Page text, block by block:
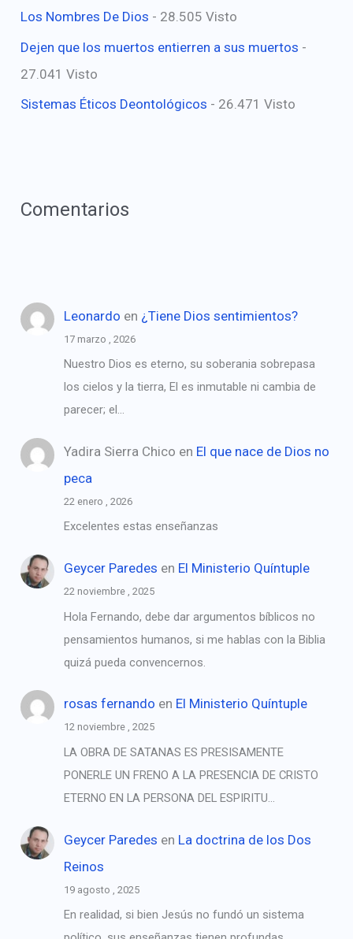
Los Nombres De Dios - 28.505 Visto
Dejen que los muertos entierren a sus muertos -
27.041 Visto
Sistemas Éticos Deontológicos - 26.471 Visto
Comentarios
Leonardo en ¿Tiene Dios sentimientos?
17 marzo , 2026
Nuestro Dios es eterno, su soberania sobrepasa
los cielos y la tierra, El es inmutable ni cambia de
parecer; el…
Yadira Sierra Chico en El que nace de Dios no
peca
22 enero , 2026
Excelentes estas enseñanzas
Geycer Paredes en El Ministerio Quíntuple
22 noviembre , 2025
Hola Fernando, debe dar argumentos bíblicos no
pensamientos humanos, si me hablas con la Biblia
quizá pueda convencernos.
rosas fernando en El Ministerio Quíntuple
12 noviembre , 2025
LA OBRA DE SATANAS ES PRESISAMENTE
PONERLE UN FRENO A LA PRESENCIA DE CRISTO
ETERNO EN LA PERSONA DEL ESPIRITU…
Geycer Paredes en La doctrina de los Dos
Reinos
19 agosto , 2025
En realidad, si bien Jesús no fundó un sistema